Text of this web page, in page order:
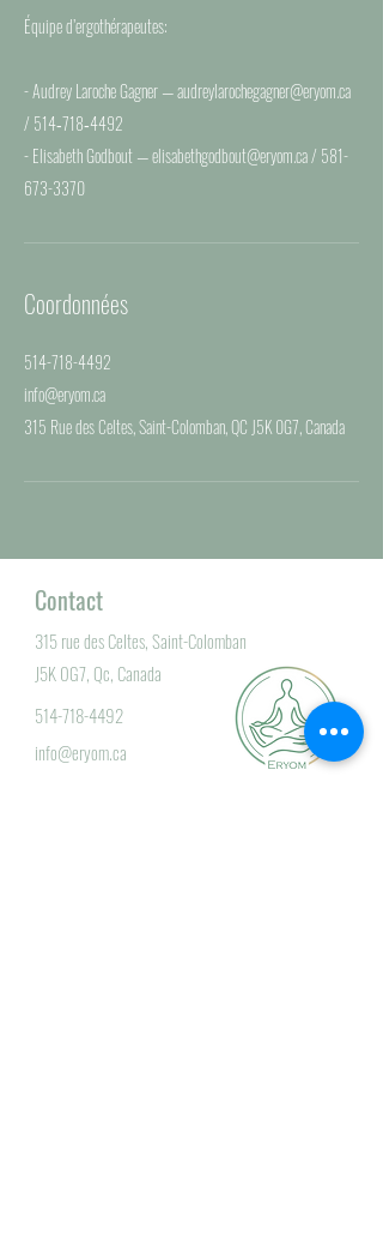
Équipe d’ergothérapeutes:
- Audrey Laroche Gagner — audreylarochegagner@eryom.ca
/ 514‑718‑4492
- Elisabeth Godbout — elisabethgodbout@eryom.ca / 581-
Coordonnées
514-718-4492
info@eryom.ca
315 Rue des Celtes, Saint-Colomban, QC J5K 0G7, Canada
Contact
315 rue des Celtes, Saint-Colomban
J5K 0G7, Qc, Canada
514-718-4492
info@eryom.ca